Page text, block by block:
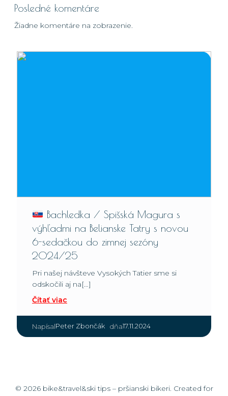
Posledné komentáre
Žiadne komentáre na zobrazenie.
Bachledka / Spišská Magura s
výhľadmi na Belianske Tatry s novou
6-sedačkou do zimnej sezóny
2024/25
Pri našej návšteve Vysokých Tatier sme si
odskočili aj na[…]
Čítať viac
NapísalPeter Zbončák dňa17.11.2024
© 2026 bike&travel&ski tips – pršianski bikeri. Created for